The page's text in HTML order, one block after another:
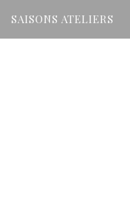
SAISONS ATELIERS